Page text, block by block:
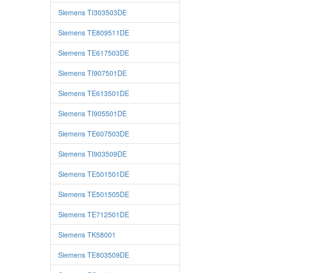
Siemens TI303503DE
Siemens TE809511DE
Siemens TE617503DE
Siemens TI907501DE
Siemens TE613501DE
Siemens TI905501DE
Siemens TE607503DE
Siemens TI903509DE
Siemens TE501501DE
Siemens TE501505DE
Siemens TE712501DE
Siemens TK58001
Siemens TE803509DE